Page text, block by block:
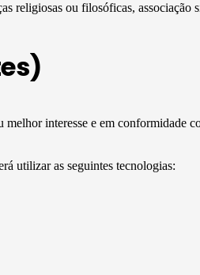
religiosas ou filosóficas, associação
interesse e em conformidade
utilizar as seguintes tecnologias: